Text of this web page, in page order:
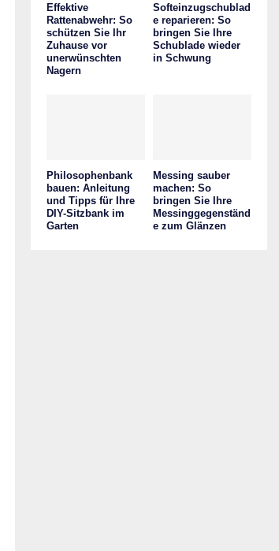
Effektive
Rattenabwehr: So
schützen Sie Ihr
Zuhause vor
unerwünschten
Nagern
Softeinzugschublad
e reparieren: So
bringen Sie Ihre
Schublade wieder
in Schwung
Philosophenbank
bauen: Anleitung
und Tipps für Ihre
DIY-Sitzbank im
Garten
Messing sauber
machen: So
bringen Sie Ihre
Messinggegenständ
e zum Glänzen